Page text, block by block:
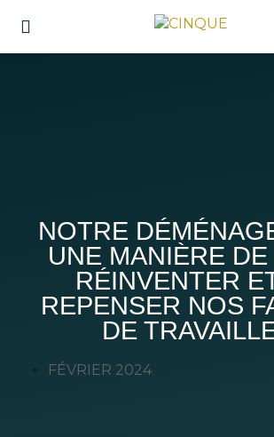
NOTRE
UNE MANIÈRE
RÉINVENTER
REPENSER NOS
DE
FÉVRIER 2024